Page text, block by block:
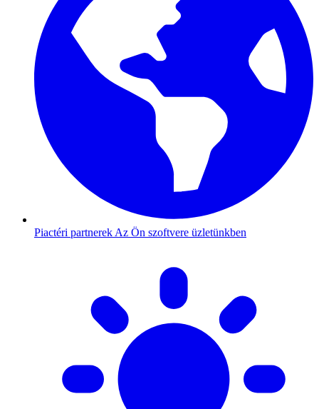
Piactéri partnerek Az Ön szoftvere üzletünkben